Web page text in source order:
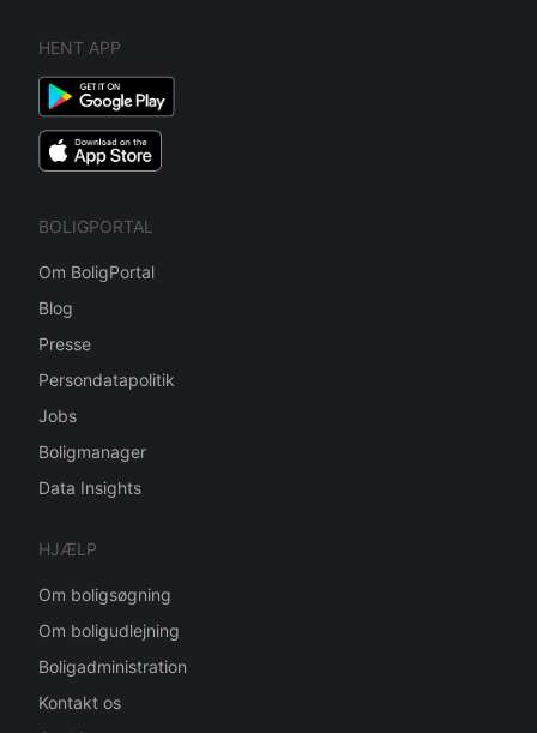
HENT APP
BOLIGPORTAL
Om BoligPortal
Blog
Presse
Persondatapolitik
Jobs
Boligmanager
Data Insights
HJÆLP
Om boligsøgning
Om boligudlejning
Boligadministration
Kontakt os